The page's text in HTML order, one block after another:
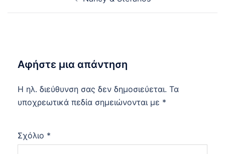
Αφήστε μια απάντηση
Η ηλ. διεύθυνση σας δεν δημοσιεύεται. Τα
υποχρεωτικά πεδία σημειώνονται με *
Σχόλιο *